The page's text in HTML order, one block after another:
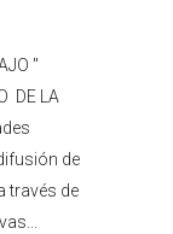
"
DE LA
de
través de